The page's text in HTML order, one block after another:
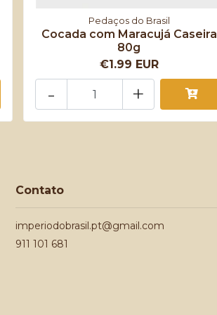
Pedaços do Brasil
Cocada com Maracujá Caseira
80g
€1.99 EUR
+
-
Contato
imperiodobrasil.pt@gmail.com
911 101 681